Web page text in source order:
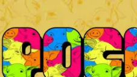
Ir
para
o
conteúdo